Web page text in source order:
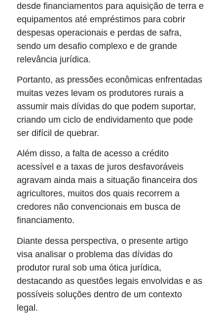
desde financiamentos para aquisição de terra e
equipamentos até empréstimos para cobrir
despesas operacionais e perdas de safra,
sendo um desafio complexo e de grande
relevância jurídica.
Portanto, as pressões econômicas enfrentadas
muitas vezes levam os produtores rurais a
assumir mais dívidas do que podem suportar,
criando um ciclo de endividamento que pode
ser difícil de quebrar.
Além disso, a falta de acesso a crédito
acessível e a taxas de juros desfavoráveis
agravam ainda mais a situação financeira dos
agricultores, muitos dos quais recorrem a
credores não convencionais em busca de
financiamento.
Diante dessa perspectiva, o presente artigo
visa analisar o problema das dívidas do
produtor rural sob uma ótica jurídica,
destacando as questões legais envolvidas e as
possíveis soluções dentro de um contexto
legal.